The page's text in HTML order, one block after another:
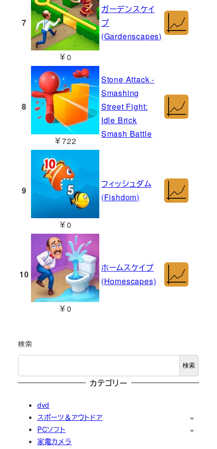
7
￥0
ガーデンスケイ
プ
(Gardenscapes)
8
￥722
Stone Attack -
Smashing
Street Fight:
Idle Brick
Smash Battle
9
￥0
フィッシュダム
(Fishdom)
10
￥0
ホームスケイプ
(Homescapes)
検索
検索
カテゴリー
dvd
スポーツ＆アウトドア
PCソフト
家電カメラ